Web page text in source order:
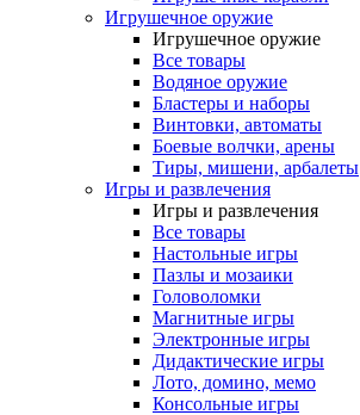
Игрушечное оружие
Игрушечное оружие
Все товары
Водяное оружие
Бластеры и наборы
Винтовки, автоматы
Боевые волчки, арены
Тиры, мишени, арбалеты
Игры и развлечения
Игры и развлечения
Все товары
Настольные игры
Пазлы и мозаики
Головоломки
Магнитные игры
Электронные игры
Дидактические игры
Лото, домино, мемо
Консольные игры